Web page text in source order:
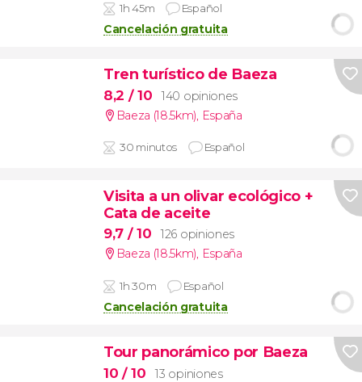
1h 45m Español
Cancelación gratuita
Tren turístico de Baeza
8,2 / 10
140 opiniones
Baeza (18.5km) España
30 minutos Español
Visita a un olivar ecológico +
Cata de aceite
9,7 / 10
126 opiniones
Baeza (18.5km), España
1h 30m Español
Cancelación gratuita
Tour panorámico por Baeza
10 / 10
13 opiniones